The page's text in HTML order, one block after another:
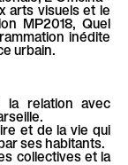
arts visuels et le
MP2018, Quel
inédite
urbain.
la relation avec
et de la vie qui
ses habitants.
collectives et la